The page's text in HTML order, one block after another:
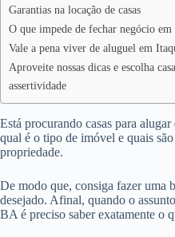
Garantias na locação de casas
O que impede de fechar negócio em
Vale a pena viver de aluguel em
Aproveite nossas dicas e escolha
assertividade
Está procurando casas para
qual é o tipo de imóvel e quais são
propriedade.
De modo que, consiga fazer uma
desejado. Afinal, quando o
BA é preciso saber exatamente o